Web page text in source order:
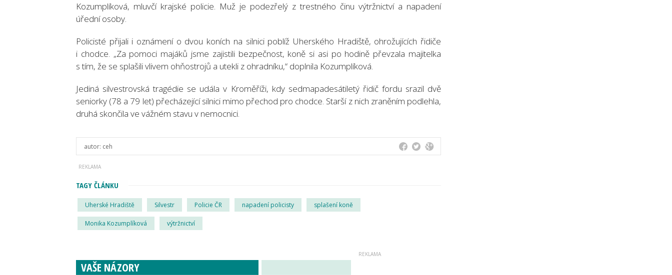
Kozumplíková, mluvčí krajské policie. Muž je podezřelý z trestného činu výtržnictví a napadení
úřední osoby.
Policisté přijali i oznámení o dvou koních na silnici poblíž Uherského Hradiště, ohrožujících řidiče
i chodce. „Za pomoci majáků jsme zajistili bezpečnost, koně si asi po hodině převzala majitelka
s tím, že se splašili vlivem ohňostrojů a utekli z ohradníku,“ doplnila Kozumplíková.
Jediná silvestrovská tragédie se udála v Kroměříži, kdy sedmapadesátiletý řidič fordu srazil dvě
seniorky (78 a 79 let) přecházející silnici mimo přechod pro chodce. Starší z nich zraněním podlehla,
druhá skončila ve vážném stavu v nemocnici.
autor: ceh
TAGY ČLÁNKU
Uherské Hradiště Silvestr Policie ČR napadení policisty splašení koně
Monika Kozumplíková výtržnictví
VAŠE NÁZORY